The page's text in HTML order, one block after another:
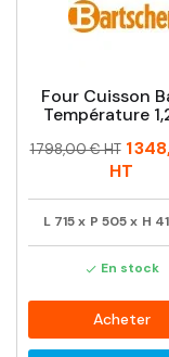
Four Cuisson
Température
Prix
Prix
1 798,00 € HT 1
HT
L 715 x P 505 x H
 En stock
Acheter